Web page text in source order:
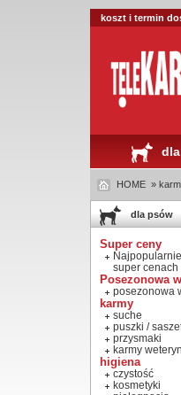
koszt i termin
HOME »
dla psów
Super ceny
super cenach
Posezonowa
posezonowa
karmy
suche
puszki /
przysmaki
karmy
higiena
czystość
kosmetyki